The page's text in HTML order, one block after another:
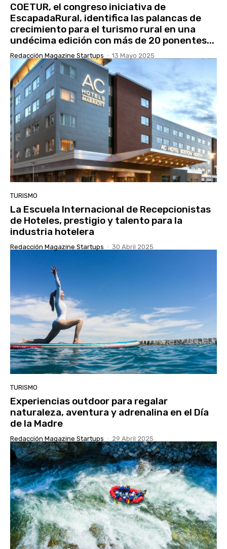
COETUR, el congreso iniciativa de
EscapadaRural, identifica las palancas de
crecimiento para el turismo rural en una
undécima edición con más de 20 ponentes...
Redacción Magazine Startups - 13 Mayo 2025
TURISMO
La Escuela Internacional de Recepcionistas
de Hoteles, prestigio y talento para la
industria hotelera
Redacción Magazine Startups - 30 Abril 2025
TURISMO
Experiencias outdoor para regalar
naturaleza, aventura y adrenalina en el Día
de la Madre
Redacción Magazine Startups - 29 Abril 2025